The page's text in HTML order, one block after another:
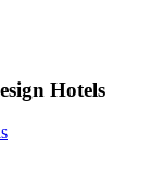
Hotels